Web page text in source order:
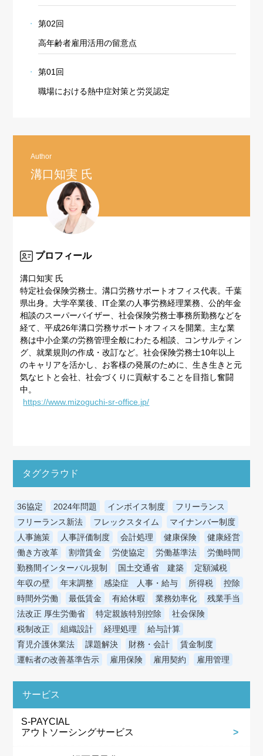
第02回
高年齢者雇用活用の留意点
第01回
職場における熱中症対策と労災認定
Author
溝口知実 氏
プロフィール
溝口知実 氏
特定社会保険労務士。溝口労務サポートオフィス代表。千葉
県出身。大学卒業後、IT企業の人事労務経理業務、公的年金
相談のスーパーバイザー、社会保険労務士事務所勤務などを
経て、平成26年溝口労務サポートオフィスを開業。主な業
務は中小企業の労務管理全般にわたる相談、コンサルティン
グ、就業規則の作成・改訂など。社会保険労務士10年以上
のキャリアを活かし、お客様の発展のために、生き生きと元
気なヒトと会社、社会づくりに貢献することを目指し奮闘
中。
https://www.mizoguchi-sr-office.jp/
タグクラウド
36協定 2024年問題 インボイス制度
フリーランス
フリーランス新法
フレックスタイム
マイナンバー制度
人事施策
人事評価制度 会計処理 健康保険
健康経営
働き方改革
割増賃金 労使協定 労働基準法
労働時間
勤務間インターバル規制
国土交通省 建築
定額減税
年収の壁
年末調整 感染症 人事・給与 所得税
控除
時間外労働
最低賃金 有給休暇 業務効率化
残業手当
法改正 厚生労働省
特定親族特別控除
社会保険
税制改正
組織設計 経理処理
給与計算
育児介護休業法
課題解決 財務・会計
賃金制度
運転者の改善基準告示
雇用保険 雇用契約 雇用管理
サービス
S-PAYCIAL
アウトソーシングサービス